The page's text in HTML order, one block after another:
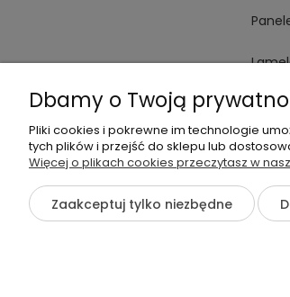
Płytki
Spieki
Dbamy o Twoją
Pliki cookies i pokrewne im technologie
tych plików i przejść do sklepu lub
Więcej o plikach cookies przeczytasz w
Zaakceptuj tylko niezbędne